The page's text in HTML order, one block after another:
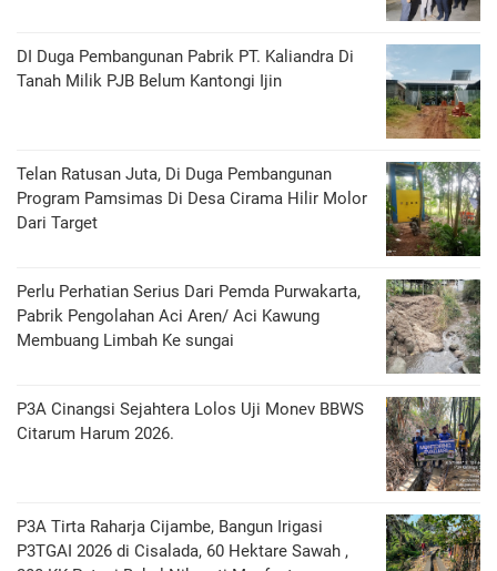
DI Duga Pembangunan Pabrik PT. Kaliandra Di
Tanah Milik PJB Belum Kantongi Ijin
Telan Ratusan Juta, Di Duga Pembangunan
Program Pamsimas Di Desa Cirama Hilir Molor
Dari Target
Perlu Perhatian Serius Dari Pemda Purwakarta,
Pabrik Pengolahan Aci Aren/ Aci Kawung
Membuang Limbah Ke sungai
P3A Cinangsi Sejahtera Lolos Uji Monev BBWS
Citarum Harum 2026.
P3A Tirta Raharja Cijambe, Bangun Irigasi
P3TGAI 2026 di Cisalada, 60 Hektare Sawah ,